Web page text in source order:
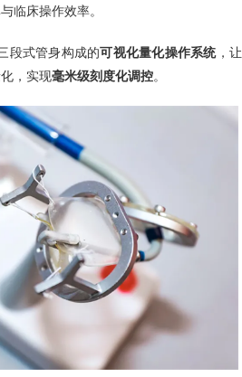
临床操作效率。
段式管身构成的可视化量化操作系统，让
，实现毫米级刻度化调控。